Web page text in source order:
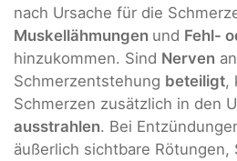
nach Ursache für die
Muskellähmungen und Fehl-
hinzukommen. Sind Nerven
Schmerzentstehung beteiligt,
Schmerzen zusätzlich in den
ausstrahlen. Bei
äußerlich sichtbare Rötungen,